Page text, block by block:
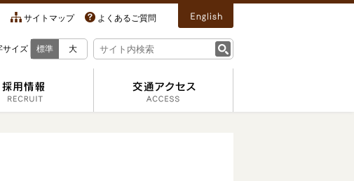
サイトマップ よくあるご質問
サイズ 標準 大